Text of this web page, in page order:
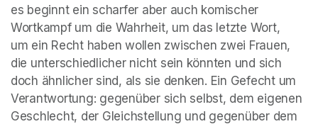
es beginnt ein scharfer aber auch komischer
Wortkampf um die Wahrheit, um das letzte Wort,
um ein Recht haben wollen zwischen zwei Frauen,
die unterschiedlicher nicht sein könnten und sich
doch ähnlicher sind, als sie denken. Ein Gefecht um
Verantwortung: gegenüber sich selbst, dem eigenen
Geschlecht, der Gleichstellung und gegenüber dem